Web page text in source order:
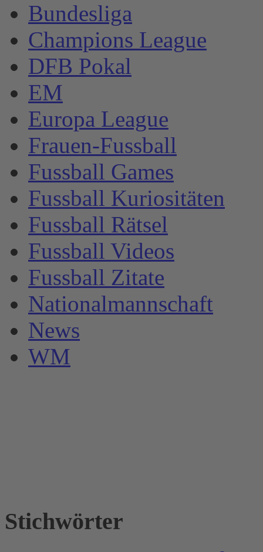
Bundesliga
Champions League
DFB Pokal
EM
Europa League
Frauen-Fussball
Fussball Games
Fussball Kuriositäten
Fussball Rätsel
Fussball Videos
Fussball Zitate
Nationalmannschaft
News
WM
Stichwörter